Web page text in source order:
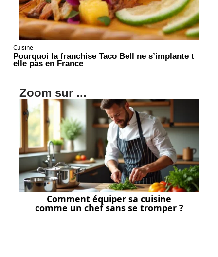
Cuisine
Pourquoi la franchise Taco Bell ne s’implante t
elle pas en France
Zoom sur ...
Comment équiper sa cuisine
comme un chef sans se tromper ?